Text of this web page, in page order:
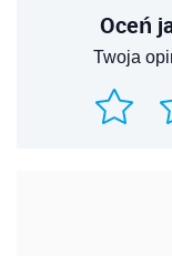
Oceń
Twoja